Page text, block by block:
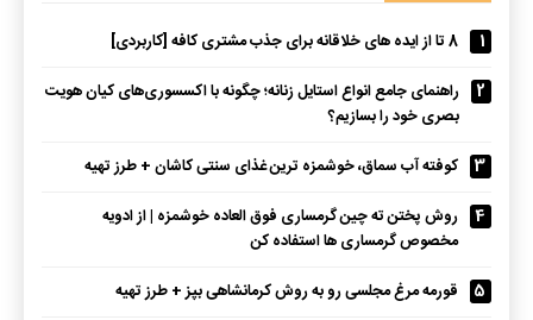
1
8 تا از ایده های خلاقانه برای جذب مشتری کافه [کاربردی]
2
راهنمای جامع انواع استایل زنانه؛ چگونه با اکسسوری‌های کیان هویت
بصری خود را بسازیم؟
3
کوفته آب سماق، خوشمزه ترین غذای سنتی کاشان + طرز تهیه
4
روش پختن ته چین گرمساری فوق العاده خوشمزه | از ادویه
مخصوص گرمساری ها استفاده کن
5
قورمه مرغ مجلسی رو به روش کرمانشاهی بپز + طرز تهیه